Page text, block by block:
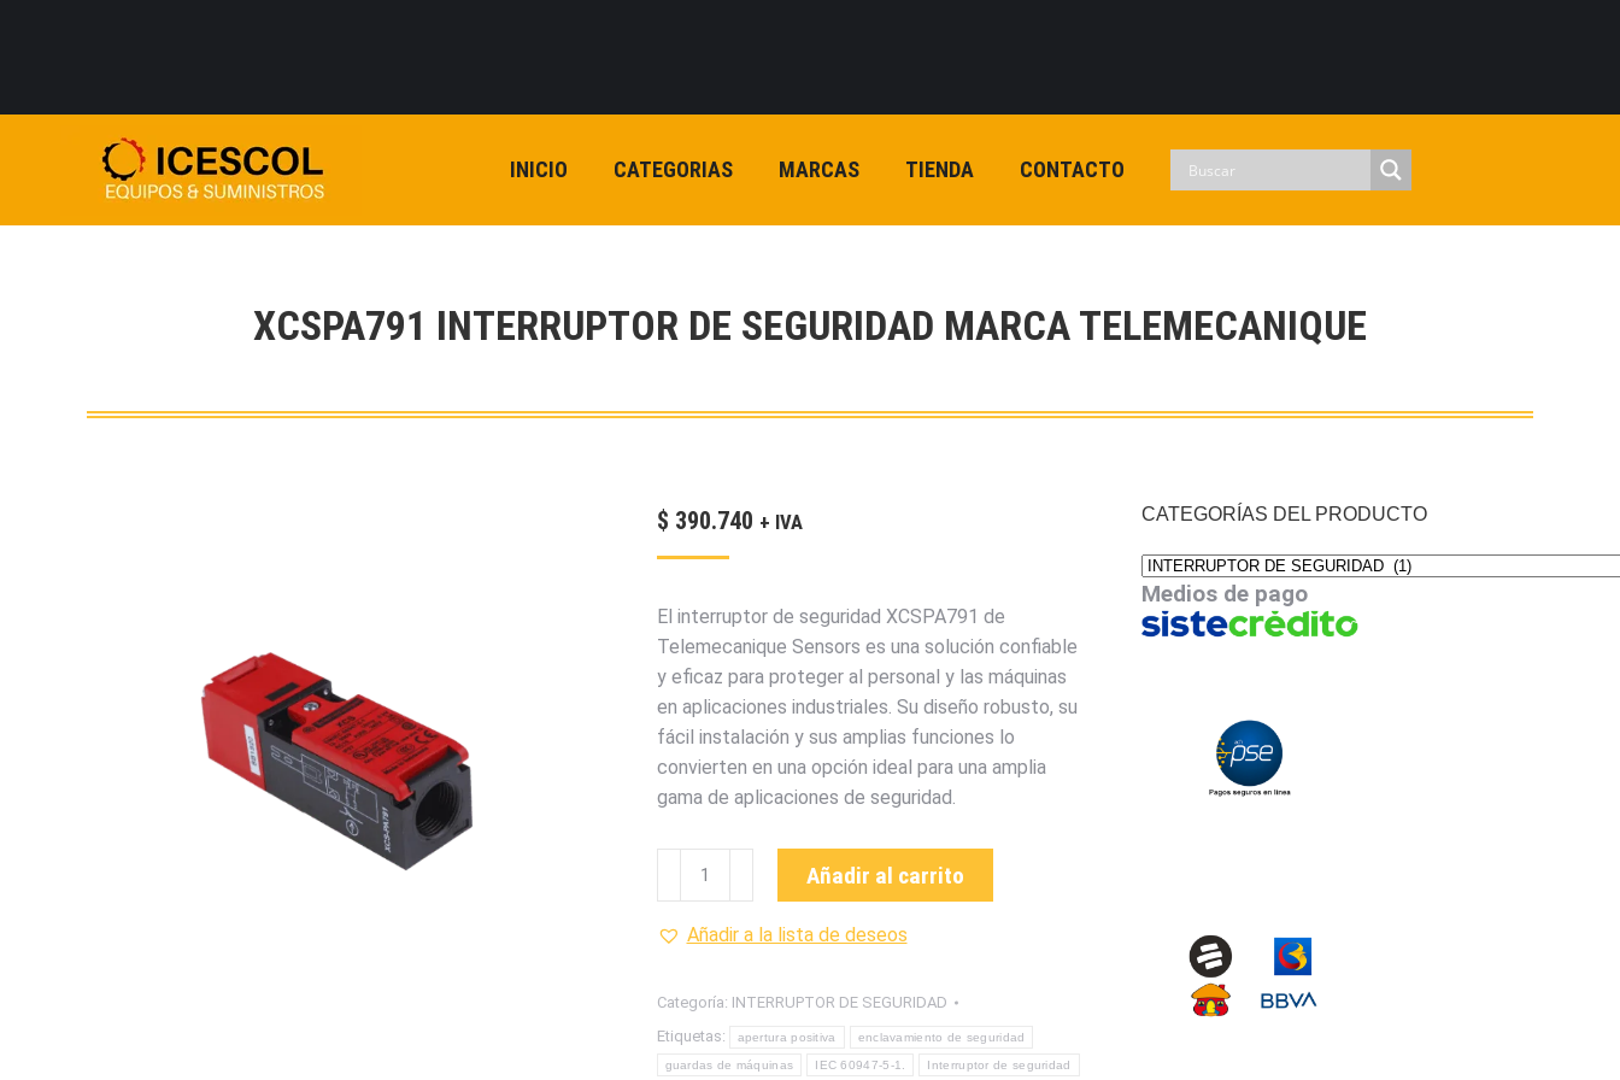
INICIO CATEGORIAS MARCAS TIENDA CONTACTO
XCSPA791 INTERRUPTOR DE SEGURIDAD MARCA TELEMECANIQUE
$ 390.740 + IVA
El interruptor de seguridad XCSPA791 de
Telemecanique Sensors es una solución confiable
y eficaz para proteger al personal y las máquinas
en aplicaciones industriales. Su diseño robusto, su
fácil instalación y sus amplias funciones lo
convierten en una opción ideal para una amplia
gama de aplicaciones de seguridad.
XCSPA791
DE
TELEMECANIQUE
cantidad
Añadir al carrito
Añadir a la lista de deseos
Categoría: INTERRUPTOR DE SEGURIDAD
Etiquetas:
apertura positiva enclavamiento de seguridad
guardas de máquinas IEC 60947-5-1. Interruptor de seguridad
CATEGORÍAS DEL PRODUCTO
Medios de pago